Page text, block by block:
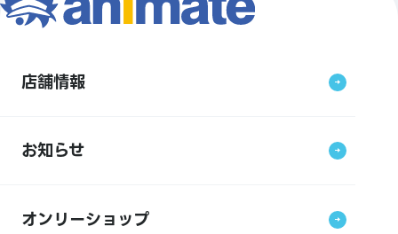
店舗情報
お知らせ
オンリーショップ